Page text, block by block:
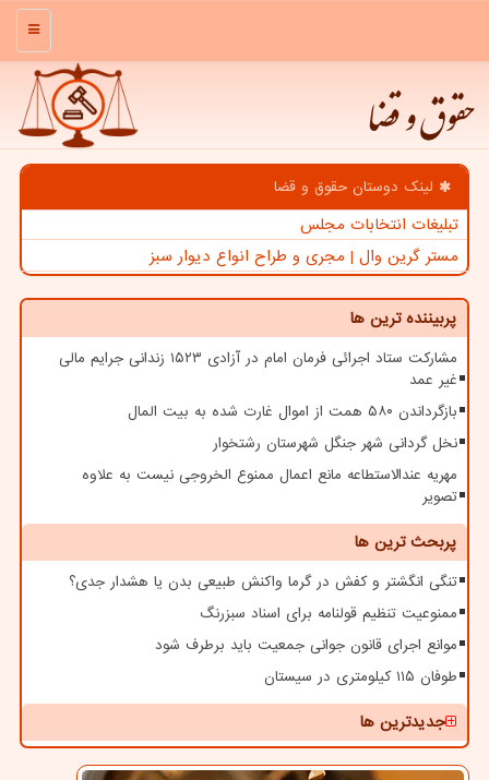
منو
حقوق و قضا
لینک دوستان حقوق و قضا
تبلیغات انتخابات مجلس
مستر گرین وال | مجری و طراح انواع دیوار سبز
پربیننده ترین ها
مشارکت ستاد اجرائی فرمان امام در آزادی ۱۵۲۳ زندانی جرایم مالی
غیر عمد
بازگرداندن ۵۸۰ همت از اموال غارت شده به بیت المال
نخل گردانی شهر جنگل شهرستان رشتخوار
مهریه عندالاستطاعه مانع اعمال ممنوع الخروجی نیست به علاوه
تصویر
پربحث ترین ها
تنگی انگشتر و کفش در گرما واکنش طبیعی بدن یا هشدار جدی؟
ممنوعیت تنظیم قولنامه برای اسناد سبزرنگ
موانع اجرای قانون جوانی جمعیت باید برطرف شود
طوفان ۱۱۵ کیلومتری در سیستان
جدیدترین ها